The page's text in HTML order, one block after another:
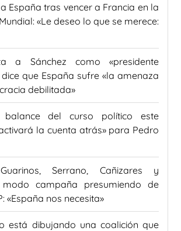
España tras vencer a Francia en la
«Le deseo lo que se merece:
a Sánchez como «presidente
que España sufre «la amenaza
debilitada»
balance del curso político este
la cuenta atrás» para Pedro
Serrano, Cañizares y
modo campaña presumiendo de
«España nos necesita»
está dibujando una coalición que